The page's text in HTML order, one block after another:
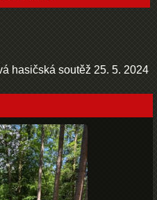
hasičská soutěž 25. 5. 2024